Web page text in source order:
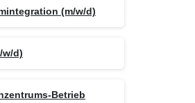
(m/w/d)
w/d)
Betrieb